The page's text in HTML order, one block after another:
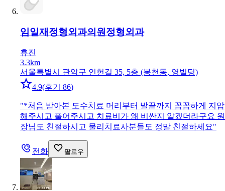
임일재정형외과의원 정형외과
휴진
3.3km
서울특별시 관악구 인헌길 35, 5층 (봉천동, 영빌딩)
4.9(후기 86)
"*처음 받아본 도수치료 머리부터 발끝까지 꼼꼼하게 지압
해주시고 풀어주시고 치료비가 왜 비싼지 알겠더라구요 원
장님도 친절하시고 물리치료사분들도 정말 친절하세요"
전화 팔로우